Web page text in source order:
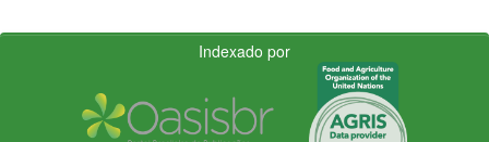
Indexado por